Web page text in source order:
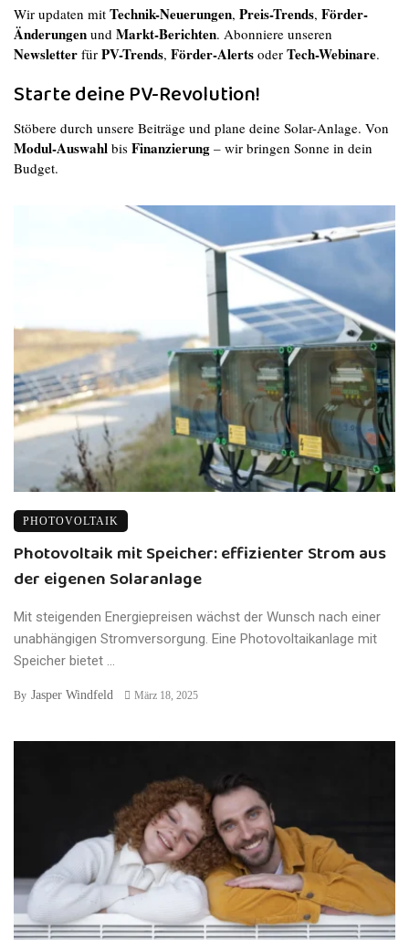
Wir updaten mit Technik-Neuerungen, Preis-Trends, Förder-
Änderungen und Markt-Berichten. Abonniere unseren
Newsletter für PV-Trends, Förder-Alerts oder Tech-Webinare.
Starte deine PV-Revolution!
Stöbere durch unsere Beiträge und plane deine Solar-Anlage. Von
Modul-Auswahl bis Finanzierung – wir bringen Sonne in dein
Budget.
PHOTOVOLTAIK
Photovoltaik mit Speicher: effizienter Strom aus
der eigenen Solaranlage
Mit steigenden Energiepreisen wächst der Wunsch nach einer
unabhängigen Stromversorgung. Eine Photovoltaikanlage mit
Speicher bietet ...
By Jasper Windfeld März 18, 2025